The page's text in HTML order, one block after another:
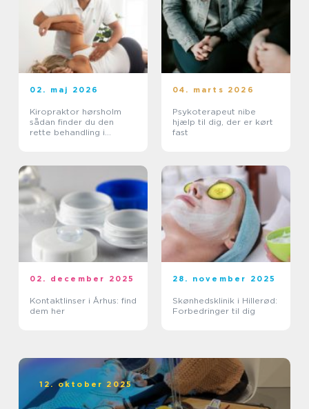
02. maj 2026
Kiropraktor hørsholm
sådan finder du den
rette behandling i
04. marts 2026
Psykoterapeut nibe
hjælp til dig, der er kørt
fast
02. december 2025
Kontaktlinser i Århus: find
dem her
28. november 2025
Skønhedsklinik i Hillerød:
Forbedringer til dig
12. oktober 2025